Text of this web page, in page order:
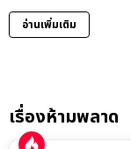
อ่านเพิ่มเติม
เรื่องห้ามพลาด